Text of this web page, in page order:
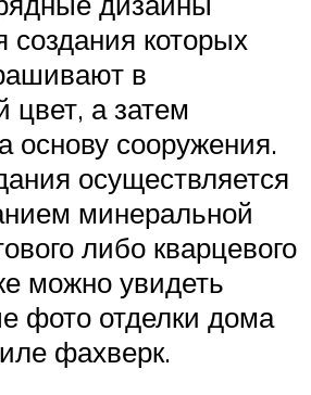
которых
в
цвет, а затем
основу сооружения.
осуществляется
минеральной
либо кварцевого
можно увидеть
фото отделки дома
фахверк.